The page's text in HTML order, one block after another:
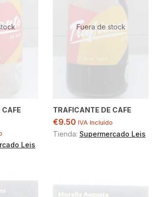
Leis
Fuera de stock
TRAFICANTE DE CAFE
€9.50 IVA Incluído
Tienda: Supermercado Leis